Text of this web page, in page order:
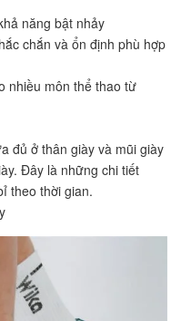
năng bật nhảy
chắn và ổn định phù hợp
nhiều môn thể thao từ
đủ ở thân giày và mũi giày
Đây là những chi tiết
theo thời gian.